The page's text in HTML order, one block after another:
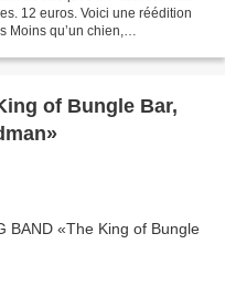
12 euros. Voici une réédition
Moins qu’un chien,
of Bungle Bar,